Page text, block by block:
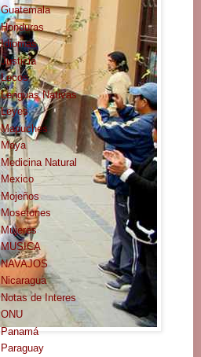
Guatemala
Honduras
Idiomas
Justicia
Lecos
Lenguas Nativas
Leyes
Mapuches
Maya
Medicina Natural
Mexico
Mojeños
Mosetones
Mujeres
MUSICA
NAVAJOS
Nicaragua
Notas de Interes
ONU
Panamá
Paraguay